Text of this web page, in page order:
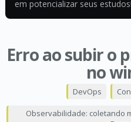
em potencializar seus estudos!
Erro ao subir o
no
DevOps
Observabilidade: coletando